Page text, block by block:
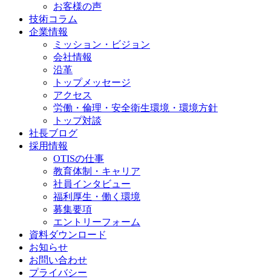
お客様の声
技術コラム
企業情報
ミッション・ビジョン
会社情報
沿革
トップメッセージ
アクセス
労働・倫理・安全衛生環境・環境方針
トップ対談
社長ブログ
採用情報
OTISの仕事
教育体制・キャリア
社員インタビュー
福利厚生・働く環境
募集要項
エントリーフォーム
資料ダウンロード
お知らせ
お問い合わせ
プライバシー